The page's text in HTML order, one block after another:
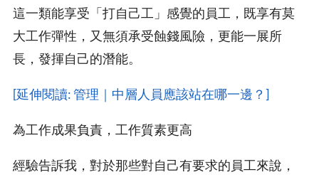
這一類能享受「打自己工」感覺的員工，既享有莫
大工作彈性，又無須承受蝕錢風險，更能一展所
長，發揮自己的潛能。
[延伸閱讀: 管理｜中層人員應該站在哪一邊？]
為工作成果負責，工作質素更高
經驗告訴我，對於那些對自己有要求的員工來說，